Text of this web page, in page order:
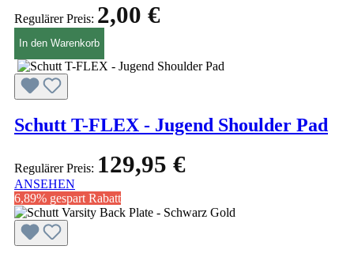
Regulärer Preis: 2,00 €
In den Warenkorb
Schutt T-FLEX - Jugend Shoulder Pad
Regulärer Preis: 129,95 €
ANSEHEN
6,89% gespart Rabatt